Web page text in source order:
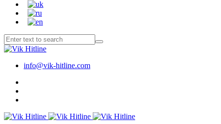
info@vik-hitline.com